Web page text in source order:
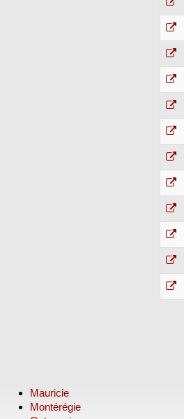
Mauricie
Montérégie